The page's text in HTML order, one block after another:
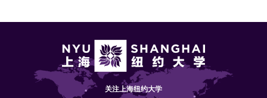
关注上海纽约大学